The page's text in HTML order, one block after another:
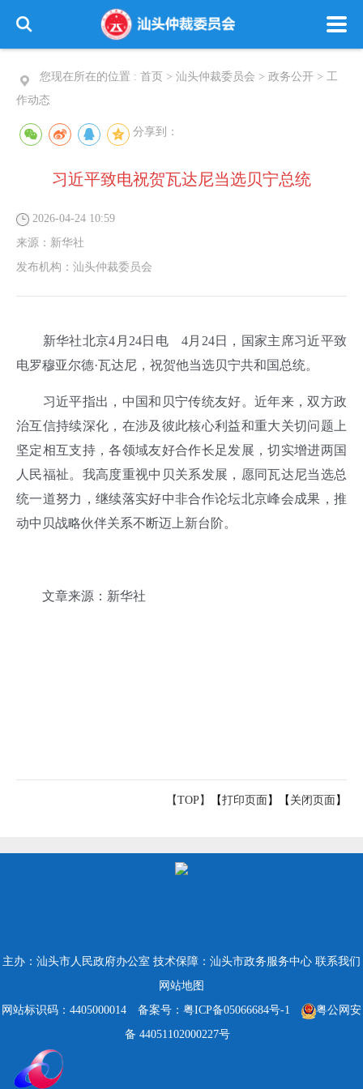
您现在所在的位置 : 首页 > 汕头仲裁委员会 > 政务公开 > 工
作动态
分享到：
习近平致电祝贺瓦达尼当选贝宁总统
2026-04-24 10:59
来源： 新华社
发布机构： 汕头仲裁委员会
新华社北京4月24日电 4月24日，国家主席习近平致
电罗穆亚尔德·瓦达尼，祝贺他当选贝宁共和国总统。
习近平指出，中国和贝宁传统友好。近年来，双方政
治互信持续深化，在涉及彼此核心利益和重大关切问题上
坚定相互支持，各领域友好合作长足发展，切实增进两国
人民福祉。我高度重视中贝关系发展，愿同瓦达尼当选总
统一道努力，继续落实好中非合作论坛北京峰会成果，推
动中贝战略伙伴关系不断迈上新台阶。
文章来源：新华社
【TOP】 【打印页面 】【 关闭页面 】
主办：汕头市人民政府办公室 技术保障：汕头市政务服务中心 联系我们
网站地图
网站标识码：4405000014
备案号：粤ICP备05066684号-1
粤公网安
备 44051102000227号